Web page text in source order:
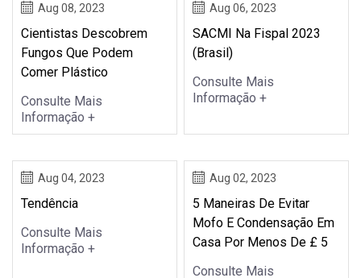
Aug 08, 2023
Cientistas Descobrem
Fungos Que Podem
Comer Plástico
Consulte Mais
Informação +
Aug 06, 2023
SACMI Na Fispal 2023
(Brasil)
Consulte Mais
Informação +
Aug 04, 2023
Tendência
Consulte Mais
Informação +
Aug 02, 2023
5 Maneiras De Evitar
Mofo E Condensação Em
Casa Por Menos De £ 5
Consulte Mais